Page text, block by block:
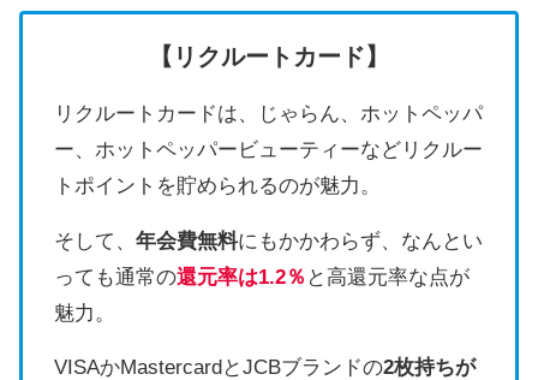
【リクルートカード】
リクルートカードは、じゃらん、ホットペッパ
ー、ホットペッパービューティーなどリクルー
トポイントを貯められるのが魅力。
そして、 年会費無料にもかかわらず、なんとい
っても通常の還元率は1.2％ と高還元率な点が
魅力。
VISAかMastercardとJCBブランドの2枚持ちが